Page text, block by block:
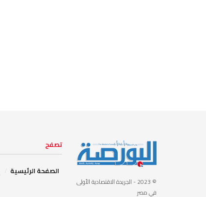
© 2023
- الجريدة الاقتصادية الأولى
في مصر
تصفح
الصفحة الرئيسية